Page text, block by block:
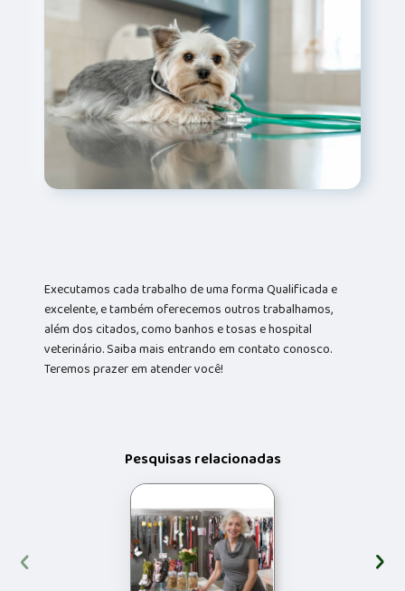
Executamos cada trabalho de uma forma Qualificada e
excelente, e também oferecemos outros trabalhamos,
além dos citados, como banhos e tosas e hospital
veterinário. Saiba mais entrando em contato conosco.
Teremos prazer em atender você!
Pesquisas relacionadas
‹ ›